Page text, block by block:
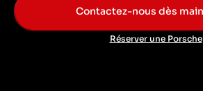
Contactez-nous dès
Réserver une Porsche